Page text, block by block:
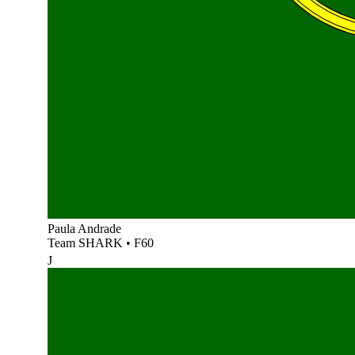
Paula Andrade
Team SHARK • F60
J